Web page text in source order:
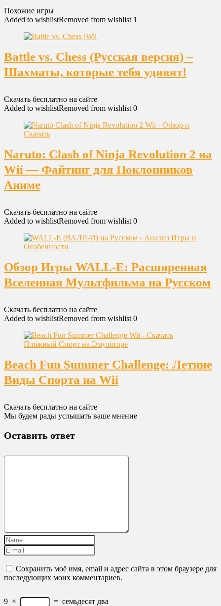
Похожие игры
Added to wishlistRemoved from wishlist 1
Battle vs. Chess (Русская версия) –
Шахматы, которые тебя удивят!
Скачать бесплатно на сайте
Added to wishlistRemoved from wishlist 0
Naruto: Clash of Ninja Revolution 2 на
Wii — Файтинг для Поклонников
Аниме
Скачать бесплатно на сайте
Added to wishlistRemoved from wishlist 0
Обзор Игры WALL-E: Расширенная
Вселенная Мультфильма на Русском
Скачать бесплатно на сайте
Added to wishlistRemoved from wishlist 0
Beach Fun Summer Challenge: Летние
Виды Спорта на Wii
Скачать бесплатно на сайте
Мы будем рады услышать ваше мнение
Оставить ответ
Сохранить моё имя, email и адрес сайта в этом браузере для
последующих моих комментариев.
9 × = семьдесят два